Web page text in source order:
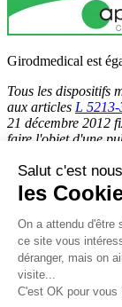
Girodmedical est
Tous les dispositifs
aux articles L 5213-
21 décembre 2012
faire l'objet d'une
du code de
être légalement
© 2026
Paiement 100 %
Contrôle Anti-
Salut c'est
les
On a attendu d'être
ce site vous
déranger, mais on
visite...
C'est OK pour vous